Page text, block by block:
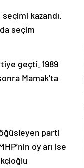
seçimi kazandı.
seçim
geçti. 1989
Mamak’ta
parti
oyları ise